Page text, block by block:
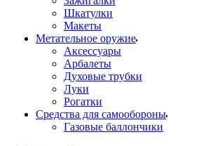
Шкатулки
Макеты
Метательное оружие
Аксессуары
Арбалеты
Духовые трубки
Луки
Рогатки
Средства для самообороны
Газовые баллончики